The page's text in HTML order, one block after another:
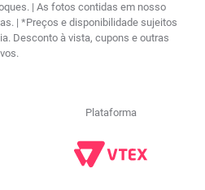
| As fotos contidas em nosso
| *Preços e disponibilidade sujeitos
Desconto à vista, cupons e outras
Plataforma